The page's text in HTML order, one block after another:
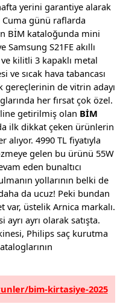
yerini garantiye alarak
Cuma günü raflarda
BİM kataloğunda mini
Samsung S21FE akıllı
kilitli 3 kapaklı metal
ve sıcak hava tabancası
gereçlerinin de vitrin adayı
her fırsat çok özel.
getirilmiş olan BİM
ilk dikkat çeken ürünlerin
alıyor. 4990 TL fiyatıyla
gelen bu ürünü 55W
eden bunaltıcı
yollarının belki de
da ucuz! Peki bundan
var, üstelik Arnica markalı.
ayrı olarak satışta.
Philips saç kurutma
bim-kirtasiye-2025